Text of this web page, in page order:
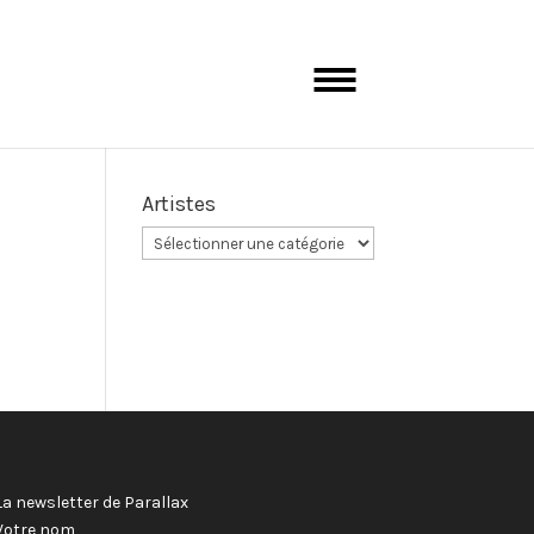
Artistes
newsletter de Parallax
nom